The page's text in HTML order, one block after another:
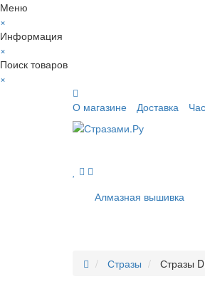
Меню
×
Информация
×
Поиск товаров
×
О магазине
Доставка
Алмазная вышивка
Стразы Стразы